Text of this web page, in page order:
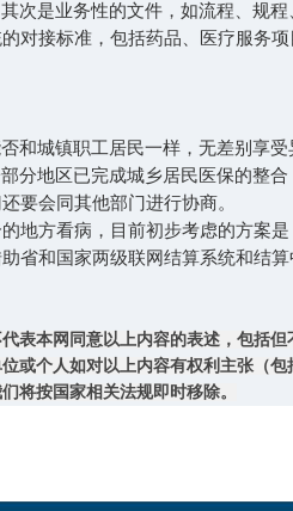
是业务性的文件，如流程、规程
对接标准，包括药品、医疗服务项
城镇职工居民一样，无差别享受
分地区已完成城乡居民医保的整合
要会同其他部门进行协商。
方看病，目前初步考虑的方案是
省和国家两级联网结算系统和结算
表本网同意以上内容的表述，包括但
或个人如对以上内容有权利主张（包
将按国家相关法规即时移除。